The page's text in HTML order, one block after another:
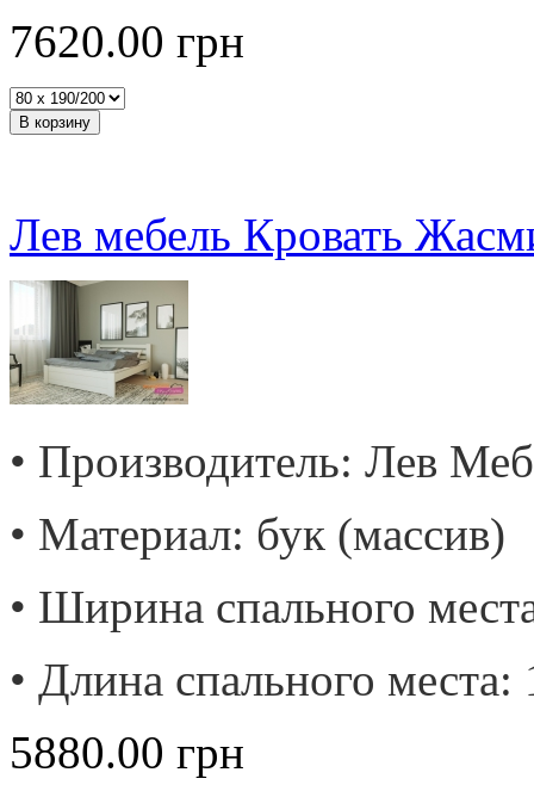
7620.00 грн
Лев мебель Кровать
• Производитель: Лев
• Материал: бук (массив)
• Ширина спального
• Длина спального места:
5880.00 грн